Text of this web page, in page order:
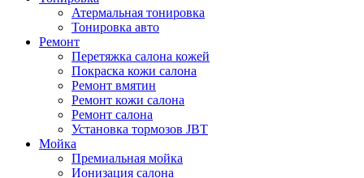
Атермальная тонировка
Тонировка авто
Ремонт
Перетяжка салона кожей
Покраска кожи салона
Ремонт вмятин
Ремонт кожи салона
Ремонт салона
Установка тормозов JBT
Мойка
Премиальная мойка
Ионизация салона